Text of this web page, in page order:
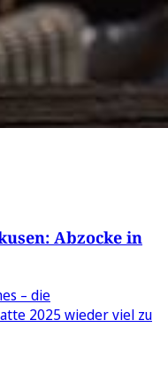
Abzocke in
– die
2025 wieder viel zu